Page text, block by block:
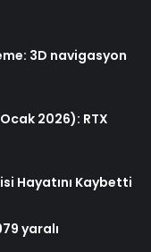
3D navigasyon
2026): RTX
Hayatını Kaybetti
yaralı